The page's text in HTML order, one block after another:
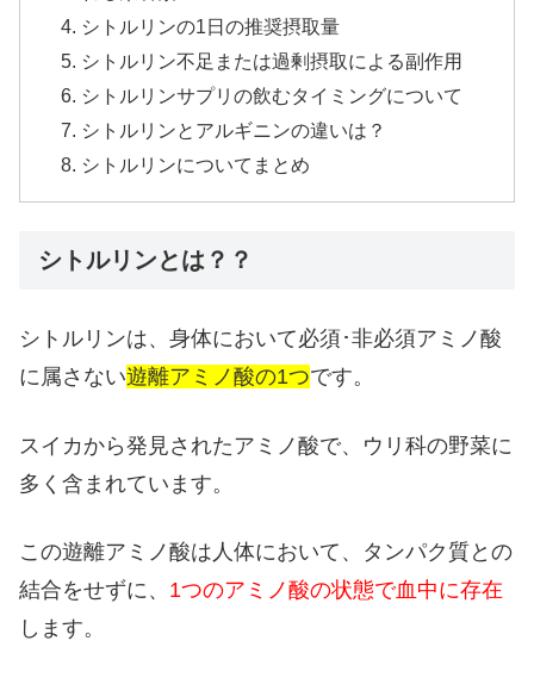
シトルリンの1日の推奨摂取量
シトルリン不足または過剰摂取による副作用
シトルリンサプリの飲むタイミングについて
シトルリンとアルギニンの違いは？
シトルリンについてまとめ
シトルリンとは？？
シトルリンは、身体において必須･非必須アミノ酸
に属さない遊離アミノ酸の1つです。
スイカから発見されたアミノ酸で、ウリ科の野菜に
多く含まれています。
この遊離アミノ酸は人体において、タンパク質との
結合をせずに、 1つのアミノ酸の状態で血中に存在
します。